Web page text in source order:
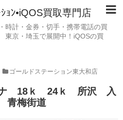
ｼｮﾝ•iQOS買取専門店
時計・金券・切手・携帯電話の買
京・埼玉で展開中！iQOSの買
ゴールドステーション東大和店
18ｋ 24ｋ 所沢 入
青梅街道